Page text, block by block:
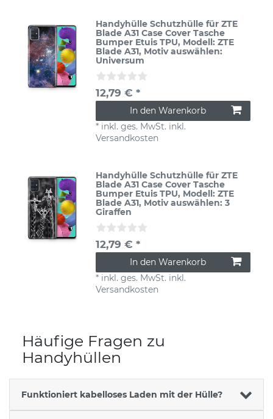
Handyhülle Schutzhülle für ZTE
Blade A31 Case Cover Tasche
Bumper Etuis TPU, Modell: ZTE
Blade A31, Motiv auswählen:
Universum
12,79 € *
In den Warenkorb
* inkl. ges. MwSt. inkl.
Versandkosten
Handyhülle Schutzhülle für ZTE
Blade A31 Case Cover Tasche
Bumper Etuis TPU, Modell: ZTE
Blade A31, Motiv auswählen: 3
Giraffen
12,79 € *
In den Warenkorb
* inkl. ges. MwSt. inkl.
Versandkosten
Häufige Fragen zu
Handyhüllen
Funktioniert kabelloses Laden mit der Hülle?